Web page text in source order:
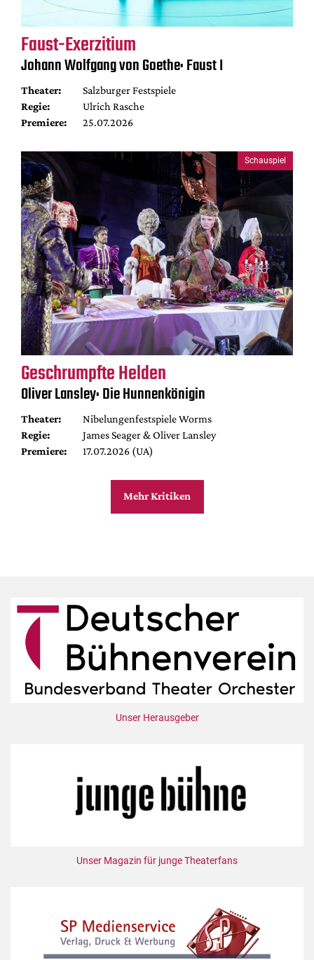
Faust-Exerzitium
Johann Wolfgang von Goethe: Faust I
Theater:
Salzburger Festspiele
Regie:
Ulrich Rasche
Premiere:
25.07.2026
Schauspiel
Geschrumpfte Helden
Oliver Lansley: Die Hunnenkönigin
Theater:
Nibelungenfestspiele Worms
Regie:
James Seager & Oliver Lansley
Premiere:
17.07.2026 (UA)
Mehr Kritiken
Unser Herausgeber
Unser Magazin für junge Theaterfans